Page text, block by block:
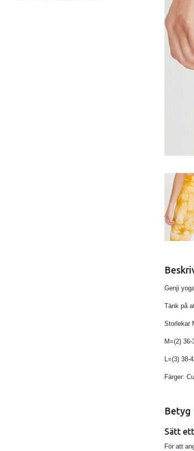
Genji
Tänk på
Storlekar
M=(2) 36-
L=(3) 38-
Färger:
Betyg
Sätt
För att